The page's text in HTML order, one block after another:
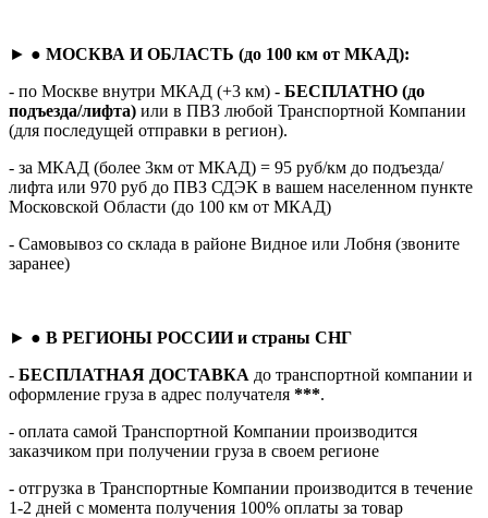
► ● МОСКВА И ОБЛАСТЬ (до 100 км от МКАД):
- по Москве внутри МКАД (+3 км) - БЕСПЛАТНО (до
подъезда/лифта) или в ПВЗ любой Транспортной Компании
(для последущей отправки в регион).
- за МКАД (более 3км от МКАД) = 95 руб/км до подъезда/
лифта или 970 руб до ПВЗ СДЭК в вашем населенном пункте
Московской Области (до 100 км от МКАД)
- Самовывоз со склада в районе Видное или Лобня (звоните
заранее)
► ● В РЕГИОНЫ РОССИИ и страны СНГ
- БЕСПЛАТНАЯ ДОСТАВКА до транспортной компании и
оформление груза в адрес получателя ***.
- оплата самой Транспортной Компании производится
заказчиком при получении груза в своем регионе
- отгрузка в Транспортные Компании производится в течение
1-2 дней с момента получения 100% оплаты за товар